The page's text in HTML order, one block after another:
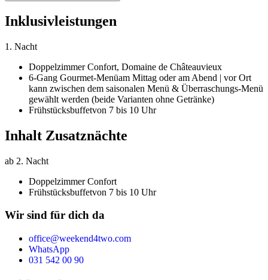
Inklusivleistungen
1. Nacht
Doppelzimmer Confort, Domaine de Châteauvieux
6-Gang Gourmet-Menüam Mittag oder am Abend | vor Ort
kann zwischen dem saisonalen Menü & Überraschungs-Menü
gewählt werden (beide Varianten ohne Getränke)
Frühstücksbuffetvon 7 bis 10 Uhr
Inhalt Zusatznächte
ab 2. Nacht
Doppelzimmer Confort
Frühstücksbuffetvon 7 bis 10 Uhr
Wir sind für dich da
office@weekend4two.com
WhatsApp
031 542 00 90